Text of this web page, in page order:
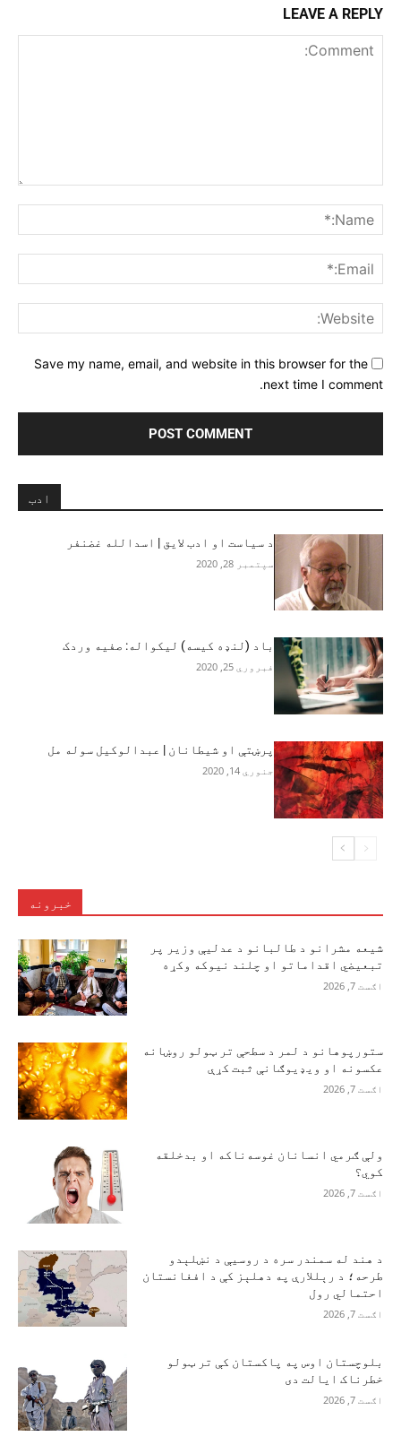
LEAVE A REPLY
Save my name, email, and website in this browser for the
next time I comment.
ادب
د سیاست او ادب لایق | اسدالله غضنفر
سپتمبر 28, 2020
باد (لنډه کیسه) لیکواله: صفیه وردک
فبروري 25, 2020
پرښتې او شیطانان | عبدالوکیل سوله مل
جنوري 14, 2020
خبرونه
شیعه مشرانو د طالبانو د عدلیې وزیر پر
تبعیضي اقداماتو او چلند نیوکه وکړه
اګست 7, 2026
ستورپوهانو د لمر د سطحې تر ټولو روښانه
عکسونه او ویډیوګانې ثبت کړې
اګست 7, 2026
ولې ګرمي انسانان غوسه‌ناکه او بدخلقه
کوي؟
اګست 7, 2026
د هند له سمندر سره د روسیې د نښلېدو
طرحه؛ د رېللارې په دهلېز کې د افغانستان
احتمالي رول
اګست 7, 2026
بلوچستان اوس په پاکستان کې تر ټولو
خطرناک ایالت دی
اګست 7, 2026